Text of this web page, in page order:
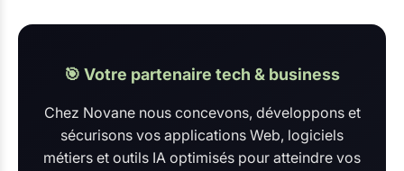
🎯 Votre partenaire tech & business
Chez Novane nous concevons, développons et
sécurisons vos applications Web, logiciels
métiers et outils IA optimisés pour atteindre vos